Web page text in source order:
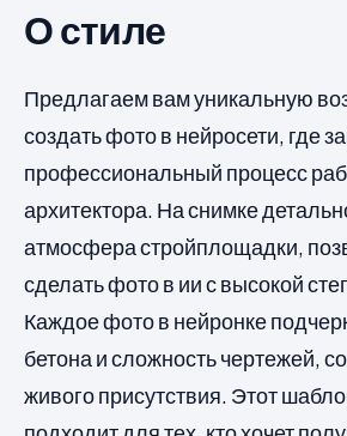
О стиле
Предлагаем вам уникальную
создать фото в нейросети, где
профессиональный процесс
архитектора. На снимке
атмосфера стройплощадки,
сделать фото в ии с высокой
Каждое фото в нейронке
бетона и сложность чертежей,
живого присутствия. Этот